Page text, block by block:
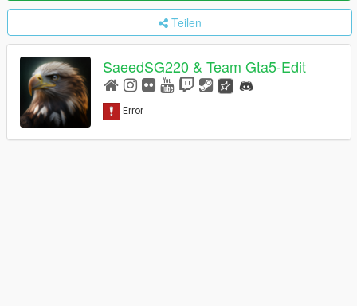
Teilen
SaeedSG220 & Team Gta5-Edit